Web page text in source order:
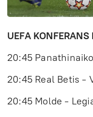
UEFA
20:45
20:45 Real Betis -
20:45 Molde -